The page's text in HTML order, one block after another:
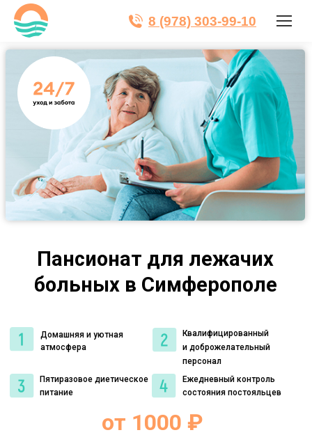
8 (978) 303-99-10
Пансионат для лежачих
больных в Симферополе
Домашняя и уютная
атмосфера
Ежедневный контроль
состояния постояльцев
Квалифицированный
и доброжелательный
персонал
Пятиразовое диетическое
питание
от 1000 ₽